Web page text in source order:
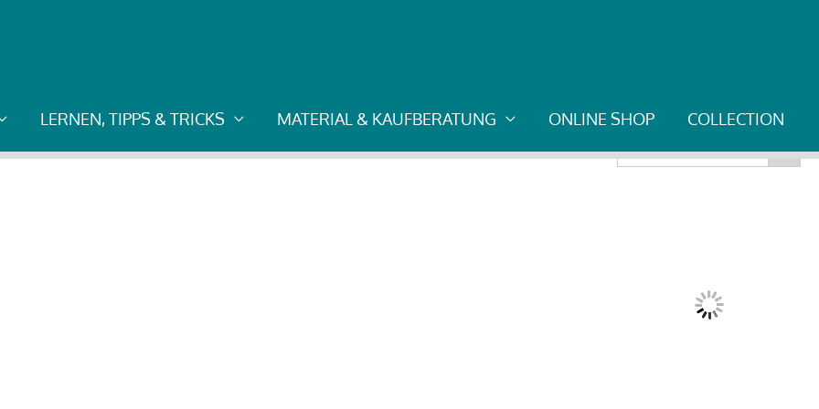
LERNEN, TIPPS & TRICKS MATERIAL & KAUFBERATUNG ONLINE SHOP COLLECTION
Tourmanager der GWA
for: